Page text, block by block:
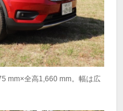
mm×全高1,660 mm。幅は広